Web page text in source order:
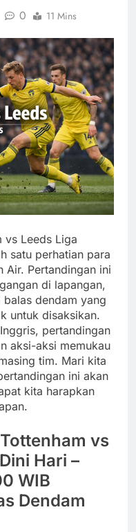
0 11 Mins
vs Leeds Liga
satu perhatian para
Air. Pertandingan ini
di lapangan,
dendam yang
untuk disaksikan.
pertandingan
aksi-aksi memukau
tim. Mari kita
ini akan
kita harapkan
vs
Hari –
WIB
Dendam